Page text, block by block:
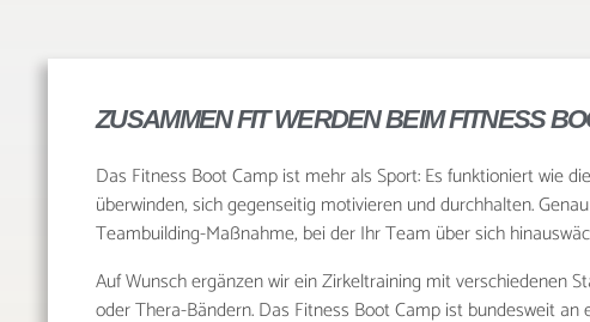
ZUSAMMEN FIT WERDEN BEIM FITNESS
Das Fitness Boot Camp ist mehr als Sport: Es funktioniert wie
überwinden, sich gegenseitig motivieren und durchhalten.
Teambuilding-Maßnahme, bei der Ihr Team über sich
Auf Wunsch ergänzen wir ein Zirkeltraining mit verschiedenen
oder Thera-Bändern. Das Fitness Boot Camp ist bundesweit